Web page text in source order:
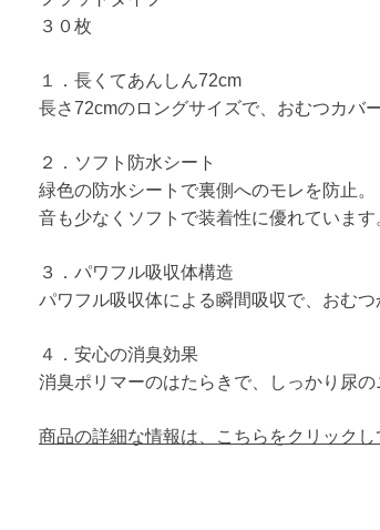
３０枚
１．長くてあんしん72cm
長さ72cmのロングサイズで、おむつカバ
２．ソフト防水シート
緑色の防水シートで裏側へのモレを防止。
音も少なくソフトで装着性に優れています
３．パワフル吸収体構造
パワフル吸収体による瞬間吸収で、おむつ
４．安心の消臭効果
消臭ポリマーのはたらきで、しっかり尿の
商品の詳細な情報は、 こちら をクリックし